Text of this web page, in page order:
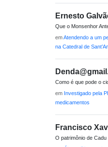
Ernesto
Que o Monsenhor
emAtendendo a um
na Catedral de
Como é que pode o
em Investigado pela
medicamentos
Francisco
O patrimônio de